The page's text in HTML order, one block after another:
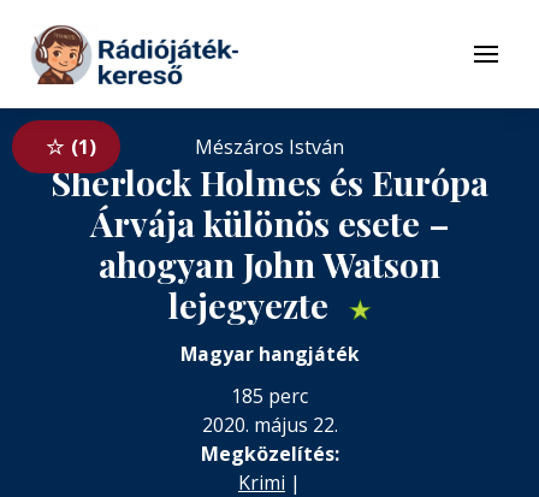
Tovább a tartalomhoz
Menü
1 Mészáros István
Sherlock Holmes és Európa
Árvája különös esete –
ahogyan John Watson
lejegyezte
★
Magyar hangjáték
185 perc
2020. május 22.
Megközelítés:
Krimi |